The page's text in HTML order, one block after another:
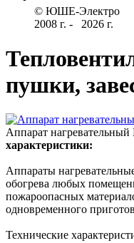
© ЮШЕ-Эл­ектро ­
2008 г­. - ­ ­­­­­
2026 г.
пушки,
Аппарат
характеристики:
Аппараты
обогрева любых
пожароопасных
одновременного
Технические